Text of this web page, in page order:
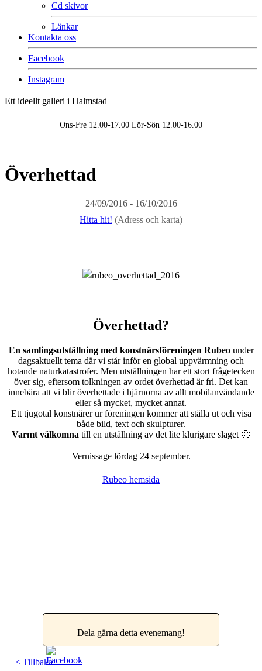
Cd skivor
Länkar
Kontakta oss
Facebook
Instagram
Ett ideellt galleri i Halmstad
Ons-Fre 12.00-17.00 Lör-Sön 12.00-16.00
Överhettad
24/09/2016 - 16/10/2016
Hitta hit! (Adress och karta)
Överhettad?
En samlingsutställning med konstnärsföreningen Rubeounder
dagsaktuellt tema där vi står inför en global uppvärmning och
hotande naturkatastrofer. Men utställningen har ett stort frågetecken
över sig, eftersom tolkningen av ordet överhettad är fri. Det kan
innebära att vi blir överhettade i hjärnorna av allt mobilanvändande
eller så mycket, mycket annat.
Ett tjugotal konstnärer ur föreningen kommer att ställa ut och visa
både bild, text och skulpturer.
Varmt välkomna till en utställning av det lite klurigare slaget 🙂
Vernissage lördag 24 september.
Rubeo hemsida
Dela gärna detta evenemang!
< Tillbaka